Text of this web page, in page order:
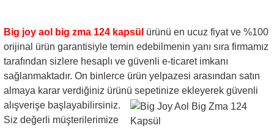
Big joy aol big zma 124 kapsül ürünü en ucuz fiyat ve %100
orijinal ürün garantisiyle temin edebilmenin yanı sıra firmamız
tarafından sizlere hesaplı ve güvenli e-ticaret imkanı
sağlanmaktadır. On binlerce ürün yelpazesi arasından satın
almaya karar verdiğiniz ürünü sepetinize ekleyerek güvenli
alışverişe başlayabilirsiniz.
Siz değerli müşterilerimize